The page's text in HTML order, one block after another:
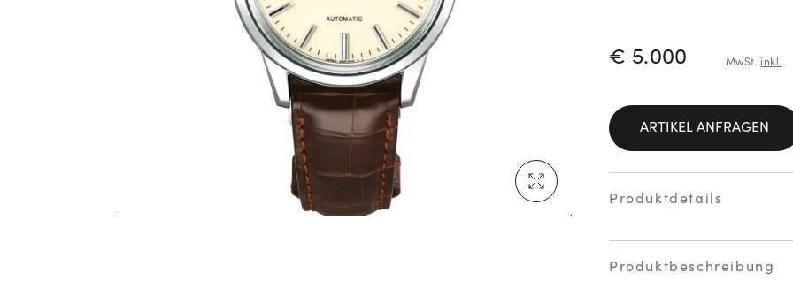
Mehr erfahren: Ikonische Uhren von Cartier
Rolex Certified Pre-Owned entdecken
€ 5.000 MwSt. inkl.
ARTIKEL ANFRAGEN
Produktdetails
Produktbeschreibung